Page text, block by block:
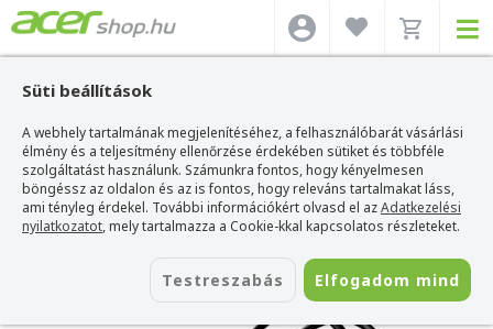
Süti beállítások
A webhely tartalmának megjelenítéséhez, a felhasználóbarát vásárlási
élmény és a teljesítmény ellenőrzése érdekében sütiket és többféle
szolgáltatást használunk. Számunkra fontos, hogy kényelmesen
böngéssz az oldalon és az is fontos, hogy releváns tartalmakat láss,
ami tényleg érdekel. További információkért olvasd el azAdatkezelési
nyilatkozatot, mely tartalmazza a Cookie-kkal kapcsolatos részleteket.
Testreszabás Elfogadom mind
Acer webshop>Kiegészítők>Headset>Onikuma Headset >Onikuma X91
RGB Gaming Fejhallgató - Fekete
Onikuma X91 RGB Gaming Fejhallgató -
Fekete
Azonosító: X91 black